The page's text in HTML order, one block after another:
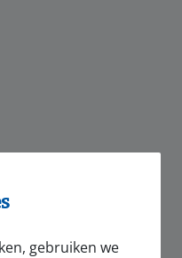
gebruiken we